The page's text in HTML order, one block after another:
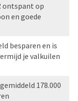
ontspant op
en goede
besparen en is
je valkuilen
178.000